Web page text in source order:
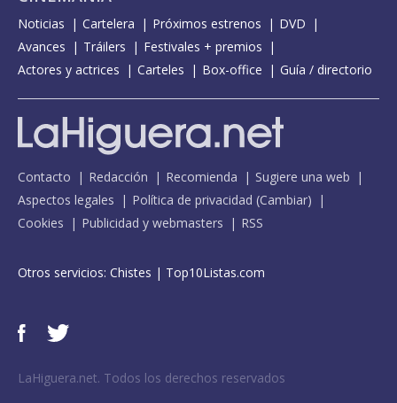
Noticias Cartelera Próximos estrenos
DVD
Avances
Tráilers
Festivales + premios
Actores y actrices
Carteles Box-office Guía / directorio
Contacto Redacción Recomienda
Sugiere una web
Aspectos legales
Política de privacidad (Cambiar)
Cookies
Publicidad y webmasters RSS
Otros servicios: Chistes | Top10Listas.com
LaHiguera.net. Todos los derechos reservados